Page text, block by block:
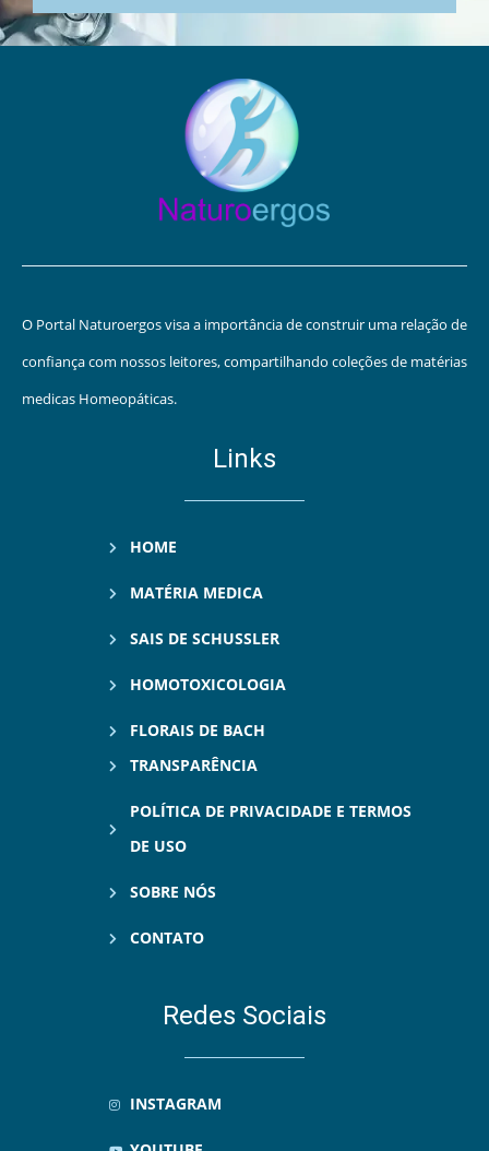
O Portal Naturoergos visa a importância de construir uma relação de
confiança com nossos leitores, compartilhando coleções de matérias
medicas Homeopáticas.
Links
HOME
MATÉRIA MEDICA
SAIS DE SCHUSSLER
HOMOTOXICOLOGIA
FLORAIS DE BACH
TRANSPARÊNCIA
POLÍTICA DE PRIVACIDADE E TERMOS
DE USO
SOBRE NÓS
CONTATO
Redes Sociais
INSTAGRAM